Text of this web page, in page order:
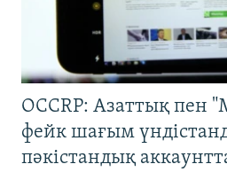
OCCRP: Азаттық пен
фейк шағым
пәкістандық